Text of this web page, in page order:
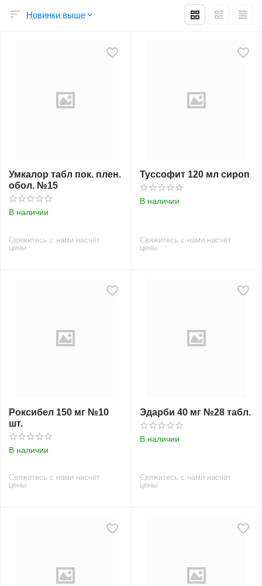
Новинки выше
Умкалор табл пок. плен.
обол. №15
В наличии
Свяжитесь с нами насчёт
цены
Туссофит 120 мл сироп
В наличии
Свяжитесь с нами насчёт
цены
Роксибел 150 мг №10
шт.
В наличии
Свяжитесь с нами насчёт
цены
Эдарби 40 мг №28 табл.
В наличии
Свяжитесь с нами насчёт
цены